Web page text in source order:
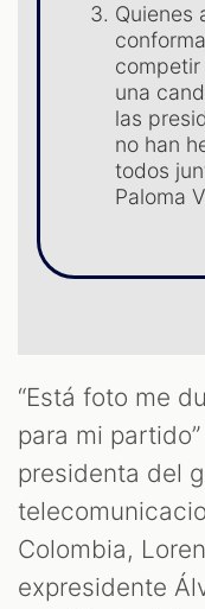
Quienes
una
las
no han
todos
Paloma
“Está foto me
para mi
presidenta del
Colombia,
expresidente